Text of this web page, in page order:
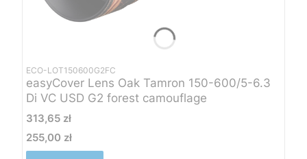
ECO-LOT150600G2FC
easyCover Lens Oak Tamron 150-600/5-6.3
Di VC USD G2 forest camouflage
Cena
313,65 zł
Cena
255,00 zł